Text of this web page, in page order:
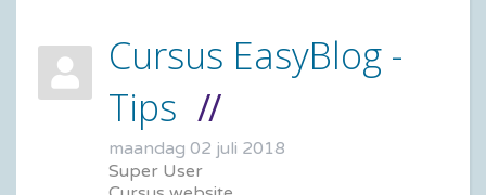
Cursus EasyBlog -
Tips
maandag 02 juli 2018
Super User